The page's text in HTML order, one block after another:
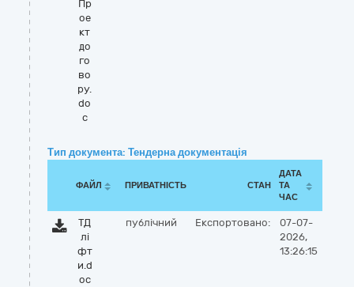
Пр
ое
кт
до
го
во
ру.
do
c
Тип документа: Тендерна документація
ФАЙЛ ПРИВАТНІСТЬ СТАН
ДАТА
ТА
ЧАС
ТД
лі
фт
и.d
oc
публічний Експортовано:
07-07-
2026,
13:26:15